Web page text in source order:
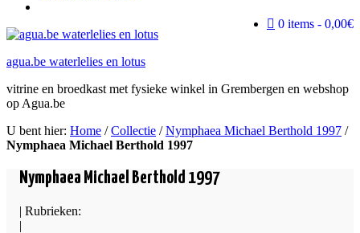
0 items
0,00€
agua.be waterlelies en lotus
vitrine en broedkast met fysieke winkel in Grembergen en webshop
op Agua.be
U bent hier: Home /Collectie /Nymphaea Michael Berthold 1997 /
Nymphaea Michael Berthold 1997
Nymphaea Michael Berthold 1997
| Rubrieken:
|